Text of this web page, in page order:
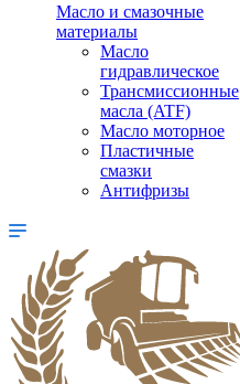
Масло и смазочные
материалы
Масло
гидравлическое
Трансмиссионные
масла (ATF)
Масло моторное
Пластичные
смазки
Антифризы